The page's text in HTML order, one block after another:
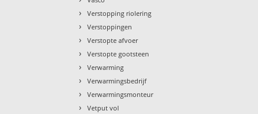
› Verstopping riolering
› Verstoppingen
› Verstopte afvoer
› Verstopte gootsteen
› Verwarming
› Verwarmingsbedrijf
› Verwarmingsmonteur
› Vetput vol